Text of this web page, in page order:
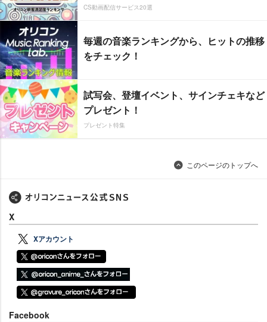
CS動画配信サービス20選
毎週の音楽ランキングから、ヒットの推移
をチェック！
試写会、登壇イベント、サインチェキなど
プレゼント！
プレゼント特集
このページのトップへ
X
Xアカウント
Facebook